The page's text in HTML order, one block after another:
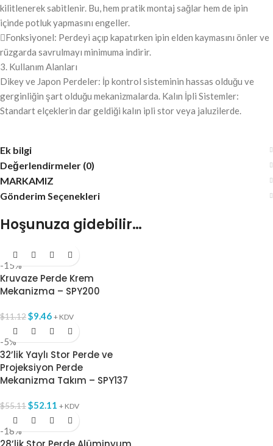
kilitlenerek sabitlenir. Bu, hem pratik montaj sağlar hem de ipin
içinde potluk yapmasını engeller.
Fonksiyonel: Perdeyi açıp kapatırken ipin elden kaymasını önler ve
rüzgarda savrulmayı minimuma indirir.
3. Kullanım Alanları
Dikey ve Japon Perdeler: İp kontrol sisteminin hassas olduğu ve
gerginliğin şart olduğu mekanizmalarda. Kalın İpli Sistemler:
Standart elçeklerin dar geldiği kalın ipli stor veya jaluzilerde.
Ek bilgi
Değerlendirmeler (0)
MARKAMIZ
Gönderim Seçenekleri
Hoşunuza gidebilir…
-15%
Kruvaze Perde Krem
Mekanizma – SPY200
$11.12$9.46 + KDV
-5%
32’lik Yaylı Stor Perde ve
Projeksiyon Perde
Mekanizma Takım – SPY137
$55.11$52.11 + KDV
-18%